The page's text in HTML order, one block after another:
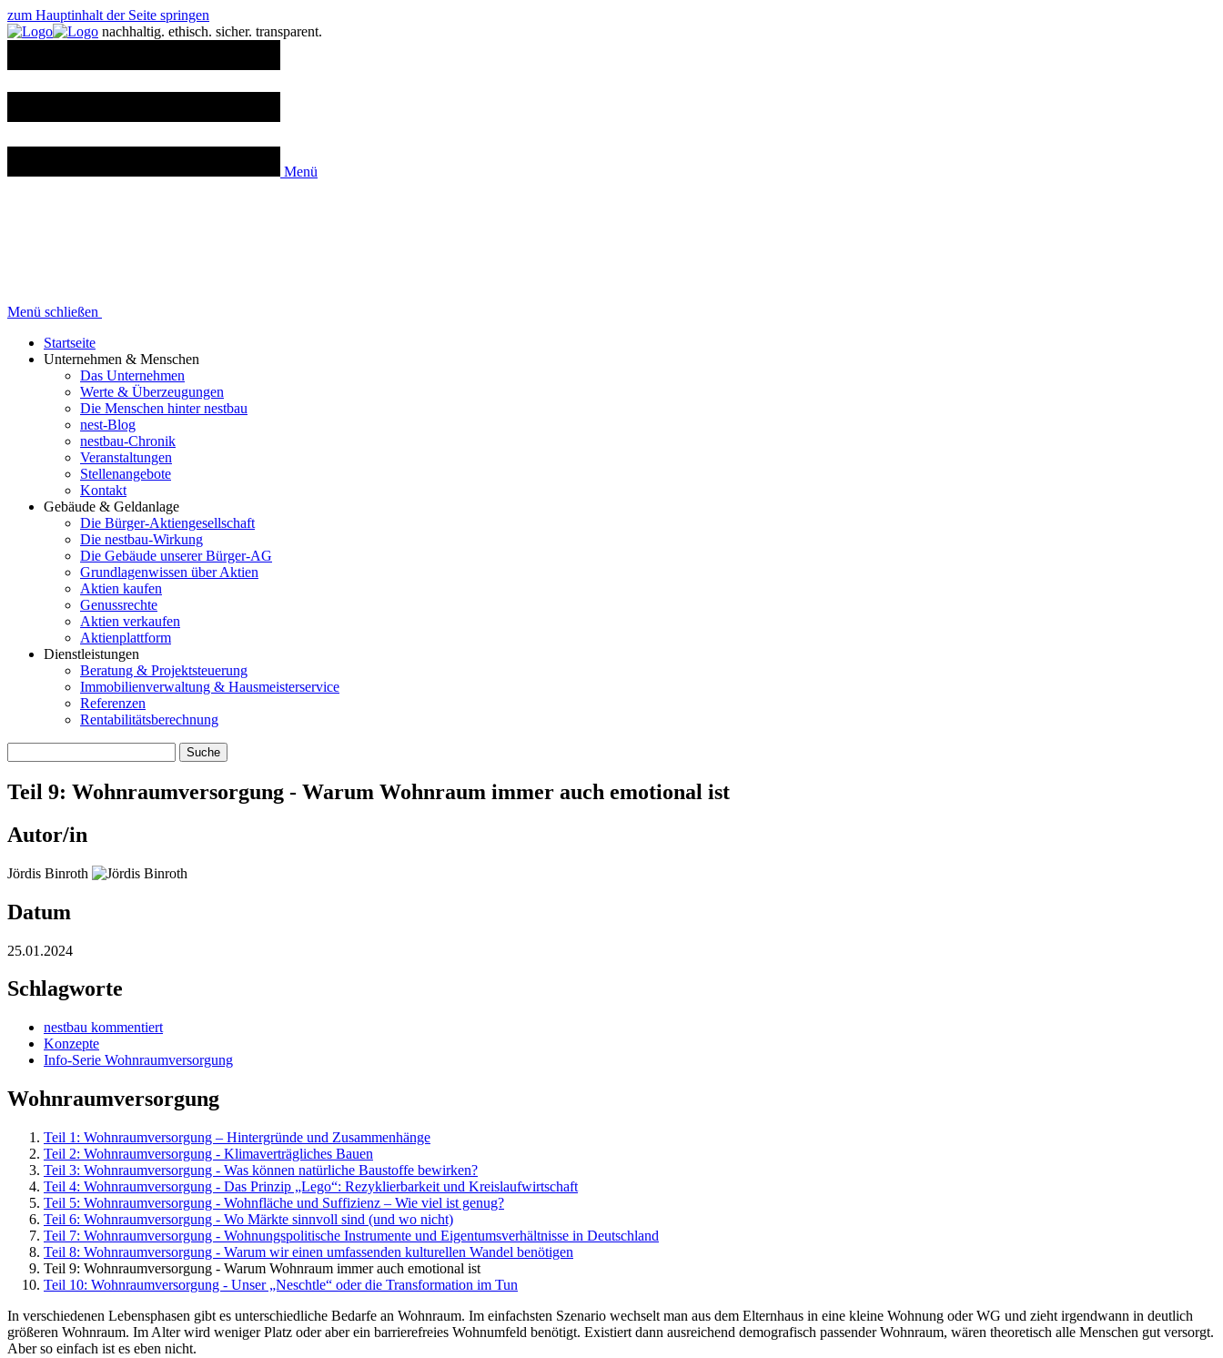
zum Hauptinhalt der Seite springen
nachhaltig. ethisch. sicher. transparent.
Menü
Menü schließen
Startseite
Unternehmen & Menschen
Das Unternehmen
Werte & Überzeugungen
Die Menschen hinter nestbau
nest-Blog
nestbau-Chronik
Veranstaltungen
Stellenangebote
Kontakt
Gebäude & Geldanlage
Die Bürger-Aktiengesellschaft
Die nestbau-Wirkung
Die Gebäude unserer Bürger-AG
Grundlagenwissen über Aktien
Aktien kaufen
Genussrechte
Aktien verkaufen
Aktienplattform
Dienstleistungen
Beratung & Projektsteuerung
Immobilienverwaltung & Hausmeisterservice
Referenzen
Rentabilitätsberechnung
Teil 9: Wohnraumversorgung - Warum Wohnraum immer auch emotional ist
Autor/in
Jördis Binroth
Datum
25.01.2024
Schlagworte
nestbau kommentiert
Konzepte
Info-Serie Wohnraumversorgung
Wohnraumversorgung
Teil 1: Wohnraumversorgung – Hintergründe und Zusammenhänge
Teil 2: Wohnraumversorgung - Klimaverträgliches Bauen
Teil 3: Wohnraumversorgung - Was können natürliche Baustoffe bewirken?
Teil 4: Wohnraumversorgung - Das Prinzip „Lego“: Rezyklierbarkeit und Kreislaufwirtschaft
Teil 5: Wohnraumversorgung - Wohnfläche und Suffizienz – Wie viel ist genug?
Teil 6: Wohnraumversorgung - Wo Märkte sinnvoll sind (und wo nicht)
Teil 7: Wohnraumversorgung - Wohnungspolitische Instrumente und Eigentumsverhältnisse in Deutschland
Teil 8: Wohnraumversorgung - Warum wir einen umfassenden kulturellen Wandel benötigen
Teil 9: Wohnraumversorgung - Warum Wohnraum immer auch emotional ist
Teil 10: Wohnraumversorgung - Unser „Neschtle“ oder die Transformation im Tun
In ver­schiedenen Lebens­phasen gibt es unter­schiedliche Be­darfe an Wohn­raum. Im einfachsten Szenario wechselt man aus dem Eltern­haus in eine kleine Wohnung oder WG und zieht irgend­wann in deutlich
größeren Wohn­raum. Im Alter wird weniger Platz oder aber ein barriere­freies Wohn­umfeld benötigt. Existiert dann aus­reichend demografisch passender Wohn­raum, wären theoretisch alle Menschen gut versorgt.
Aber so einfach ist es eben nicht.